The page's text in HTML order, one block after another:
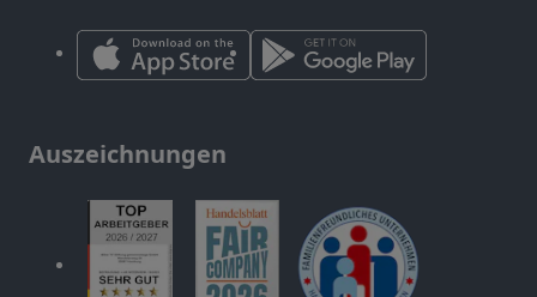
Auszeichnungen